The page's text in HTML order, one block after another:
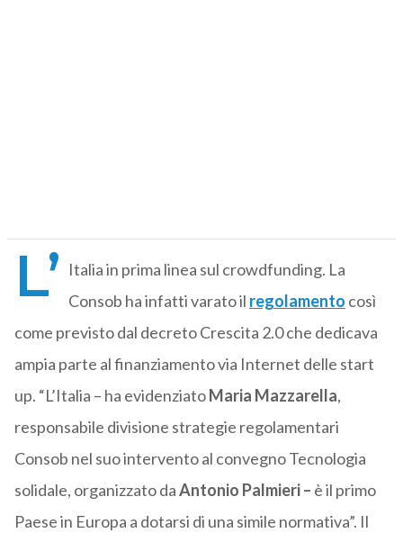
L’ Italia in prima linea sul crowdfunding. La
Consob ha infatti varato il regolamento così
come previsto dal decreto Crescita 2.0 che dedicava
ampia parte al finanziamento via Internet delle start
up. “L’Italia – ha evidenziatoMaria Mazzarella,
responsabile divisione strategie regolamentari
Consob nel suo intervento al convegno Tecnologia
solidale, organizzato daAntonio Palmieri – è il primo
Paese in Europa a dotarsi di una simile normativa”. Il